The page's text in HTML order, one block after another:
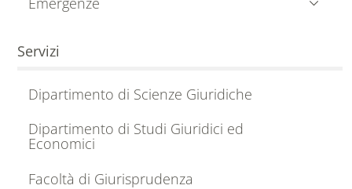
Servizi
Dipartimento di Scienze Giuridiche
Dipartimento di Studi Giuridici ed
Economici
Facoltà di Giurisprudenza